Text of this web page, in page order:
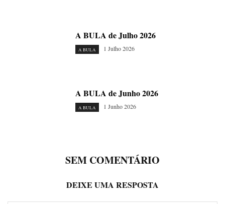
A BULA de Julho 2026
A BULA 1 Julho 2026
A BULA de Junho 2026
A BULA 1 Junho 2026
SEM COMENTÁRIO
DEIXE UMA RESPOSTA